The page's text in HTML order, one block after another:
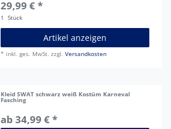
29,99 € *
1 Stück
Artikel anzeigen
* inkl. ges. MwSt. zzgl.Versandkosten
Kleid SWAT schwarz weiß Kostüm Karneval
Fasching
ab 34,99 € *